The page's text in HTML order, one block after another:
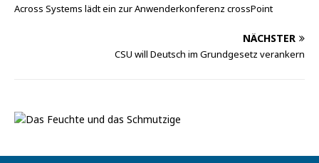
Across Systems lädt ein zur Anwenderkonferenz crossPoint
NÄCHSTER
CSU will Deutsch im Grundgesetz verankern